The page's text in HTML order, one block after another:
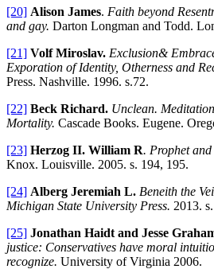
[20] Alison James. Faith beyond
and gay. Darton Longman and Todd.
[21] Volf Miroslav. Exclusion&
Exporation of Identity, Otherness and
Press. Nashville. 1996. s.72.
[22] Beck Richard. Unclean.
Mortality. Cascade Books. Eugene.
[23] Herzog II. William R. Prophet and
Knox. Louisville. 2005. s. 194, 195.
[24] Alberg Jeremiah L. Beneith the
Michigan State University Press. 2013.
[25] Jonathan Haidt and Jesse
justice: Conservatives have moral
recognize. University of Virginia 2006.